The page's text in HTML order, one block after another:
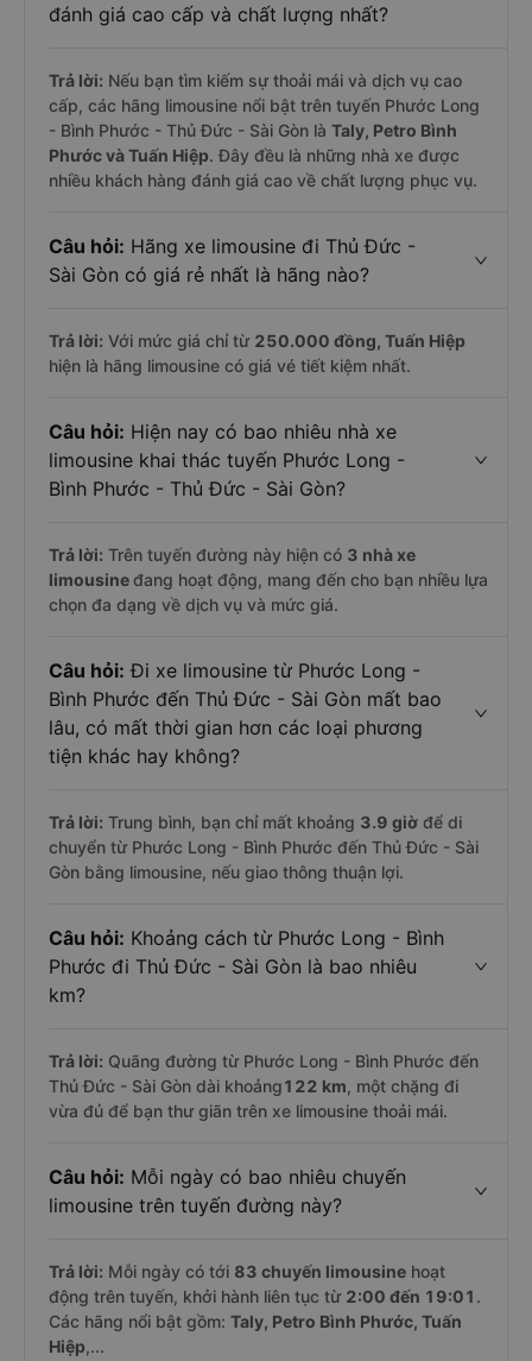
đánh giá cao cấp và chất lượng nhất?
Trả lời: Nếu bạn tìm kiếm sự thoải mái và dịch vụ cao
cấp, các hãng limousine nổi bật trên tuyến Phước Long
- Bình Phước - Thủ Đức - Sài Gòn là Taly, Petro Bình
Phước và Tuấn Hiệp. Đây đều là những nhà xe được
nhiều khách hàng đánh giá cao về chất lượng phục vụ.
Câu hỏi: Hãng xe limousine đi Thủ Đức -
Sài Gòn có giá rẻ nhất là hãng nào?
Trả lời: Với mức giá chỉ từ 250.000 đồng, Tuấn Hiệp
hiện là hãng limousine có giá vé tiết kiệm nhất.
Câu hỏi: Hiện nay có bao nhiêu nhà xe
limousine khai thác tuyến Phước Long -
Bình Phước - Thủ Đức - Sài Gòn?
Trả lời: Trên tuyến đường này hiện có 3 nhà xe
limousineđang hoạt động, mang đến cho bạn nhiều lựa
chọn đa dạng về dịch vụ và mức giá.
Câu hỏi: Đi xe limousine từ Phước Long -
Bình Phước đến Thủ Đức - Sài Gòn mất bao
lâu, có mất thời gian hơn các loại phương
tiện khác hay không?
Trả lời: Trung bình, bạn chỉ mất khoảng 3.9 giờ để di
chuyển từ Phước Long - Bình Phước đến Thủ Đức - Sài
Gòn bằng limousine, nếu giao thông thuận lợi.
Câu hỏi: Khoảng cách từ Phước Long - Bình
Phước đi Thủ Đức - Sài Gòn là bao nhiêu
km?
Trả lời: Quãng đường từ Phước Long - Bình Phước đến
Thủ Đức - Sài Gòn dài khoảng122 km, một chặng đi
vừa đủ để bạn thư giãn trên xe limousine thoải mái.
Câu hỏi: Mỗi ngày có bao nhiêu chuyến
limousine trên tuyến đường này?
Trả lời: Mỗi ngày có tới 83 chuyến limousine hoạt
động trên tuyến, khởi hành liên tục từ 2:00 đến 19:01 .
Các hãng nổi bật gồm: Taly, Petro Bình Phước, Tuấn
Hiệp,...